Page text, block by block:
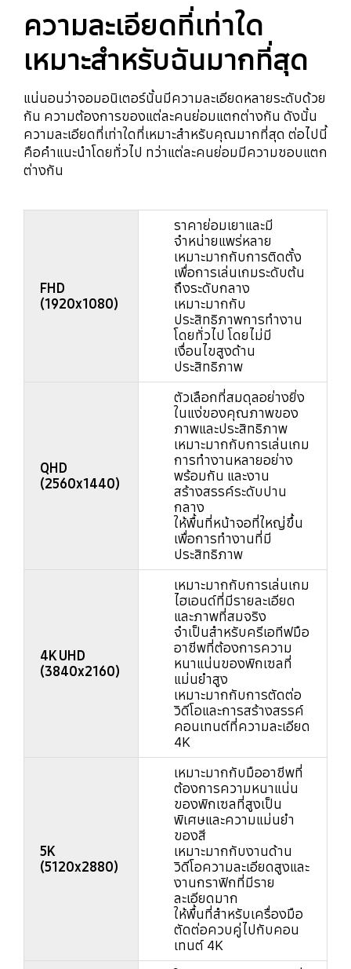
ความละเอียดที่เท่าใด
เหมาะสำหรับฉันมากที่สุด
แน่นอนว่าจอมอนิเตอร์นั้นมีความละเอียดหลายระดับด้วย
กัน ความต้องการของแต่ละคนย่อมแตกต่างกัน ดังนั้น
ความละเอียดที่เท่าใดที่เหมาะสำหรับคุณมากที่สุด ต่อไปนี้
คือคำแนะนำโดยทั่วไป ทว่าแต่ละคนย่อมมีความชอบแตก
ต่างกัน
FHD
(1920x1080)
ราคาย่อมเยาและมี
จำหน่ายแพร่หลาย
เหมาะมากกับการติดตั้ง
เพื่อการเล่นเกมระดับต้น
ถึงระดับกลาง
เหมาะมากกับ
ประสิทธิภาพการทำงาน
โดยทั่วไป โดยไม่มี
เงื่อนไขสูงด้าน
ประสิทธิภาพ
QHD
(2560x1440)
ตัวเลือกที่สมดุลอย่างยิ่ง
ในแง่ของคุณภาพของ
ภาพและประสิทธิภาพ
เหมาะมากกับการเล่นเกม
การทำงานหลายอย่าง
พร้อมกัน และงาน
สร้างสรรค์ระดับปาน
กลาง
ให้พื้นที่หน้าจอที่ใหญ่ขึ้น
เพื่อการทำงานที่มี
ประสิทธิภาพ
4K UHD
(3840x2160)
เหมาะมากกับการเล่นเกม
ไฮเอนด์ที่มีรายละเอียด
และภาพที่สมจริง
จำเป็นสำหรับครีเอทีฟมือ
อาชีพที่ต้องการความ
หนาแน่นของพิกเซลที่
แม่นยำสูง
เหมาะมากกับการตัดต่อ
วิดีโอและการสร้างสรรค์
คอนเทนต์ที่ความละเอียด
4K
5K
(5120x2880)
เหมาะมากกับมืออาชีพที่
ต้องการความหนาแน่น
ของพิกเซลที่สูงเป็น
พิเศษและความแม่นยำ
ของสี
เหมาะมากกับงานด้าน
วิดีโอความละเอียดสูงและ
งานกราฟิกที่มีราย
ละเอียดมาก
ให้พื้นที่สำหรับเครื่องมือ
ตัดต่อควบคู่ไปกับคอน
เทนต์ 4K